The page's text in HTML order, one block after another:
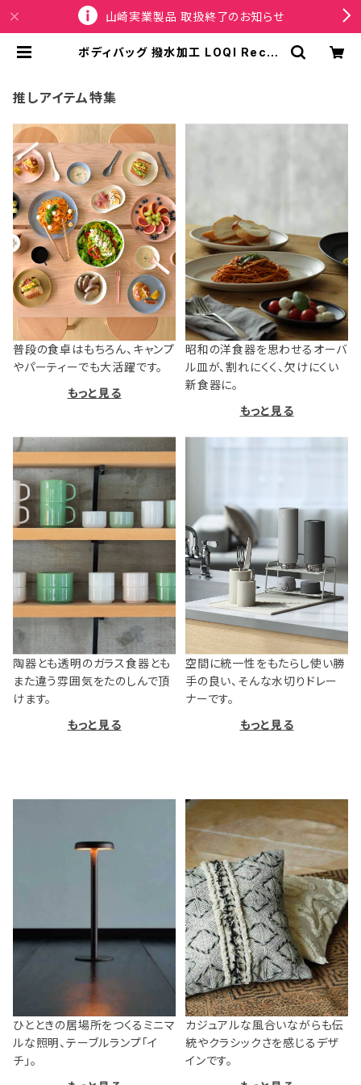
山崎実業製品 取扱終了のお知らせ
ボディバッグ 撥水加工 LOQI Recyc
n SNASK スナスク / タイガー スネ
ーク ビール グレー | SPORTUS
推しアイテム特集
普段の食卓はもちろん、キャンプ
やパーティーでも大活躍です。
もっと見る
昭和の洋食器を思わせるオーバ
ル皿が、割れにくく、欠けにくい
新食器に。
もっと見る
陶器とも透明のガラス食器とも
また違う雰囲気をたのしんで頂
けます。
もっと見る
空間に統一性をもたらし使い勝
手の良い、そんな水切りドレー
ナーです。
もっと見る
ひとときの居場所をつくるミニマ
ルな照明、テーブルランプ「イ
チ」。
カジュアルな風合いながらも伝
統やクラシックさを感じるデザ
インです。